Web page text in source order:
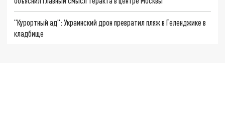
"Курортный ад": Украинский дрон превратил пляж в Геленджике в
кладбище